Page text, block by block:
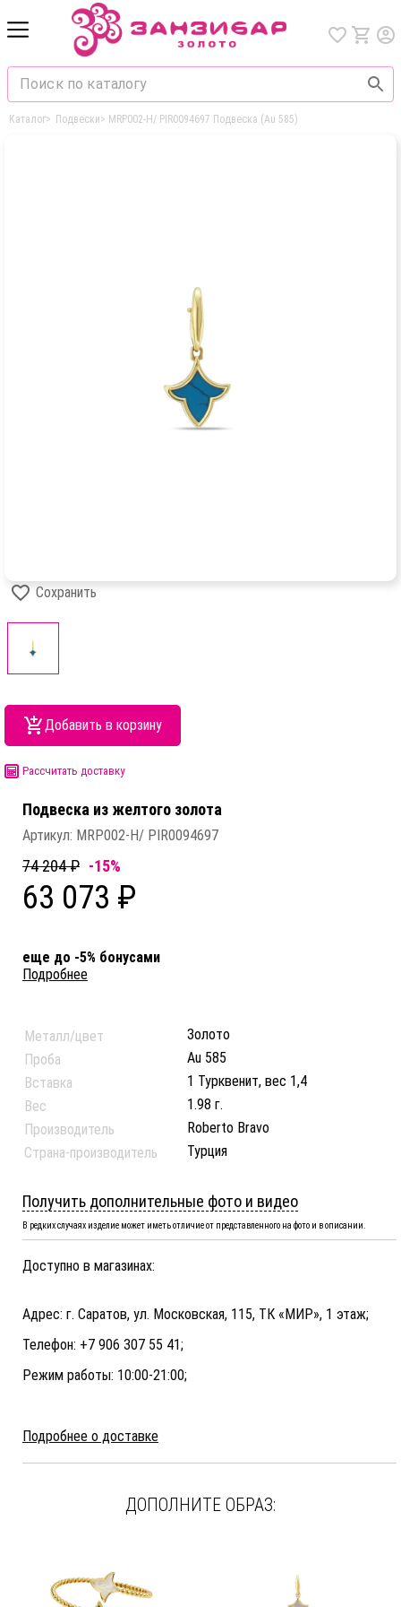
Каталог> Подвески> MRP002-H/ PIR0094697 Подвеска (Au 585)
Сохранить
Добавить в корзину
Рассчитать доставку
Подвеска из желтого золота
Артикул: MRP002-H/ PIR0094697
74 204 ₽ -15%
63 073 ₽
еще до -5% бонусами
Подробнее
Металл/цвет
Золото
Проба
Au 585
Вставка
1 Турквенит, вес 1,4
Вес
1.98 г.
Производитель
Roberto Bravo
Страна-производитель
Турция
Получить дополнительные фото и видео
В редких случаях изделие может иметь отличие от представленного на фото и в описании.
Доступно в магазинах:
Адрес: г. Саратов, ул. Московская, 115, ТК «МИР», 1 этаж;
Телефон: +7 906 307 55 41;
Режим работы: 10:00-21:00;
Подробнее о доставке
ДОПОЛНИТЕ ОБРАЗ: